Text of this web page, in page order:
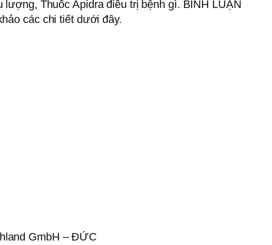
Thuốc Apidra điều trị bệnh gì. BÌNH LUẬN
các chi tiết dưới đây.
GmbH – ĐỨC